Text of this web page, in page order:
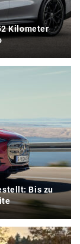
Kilometer
Bis zu